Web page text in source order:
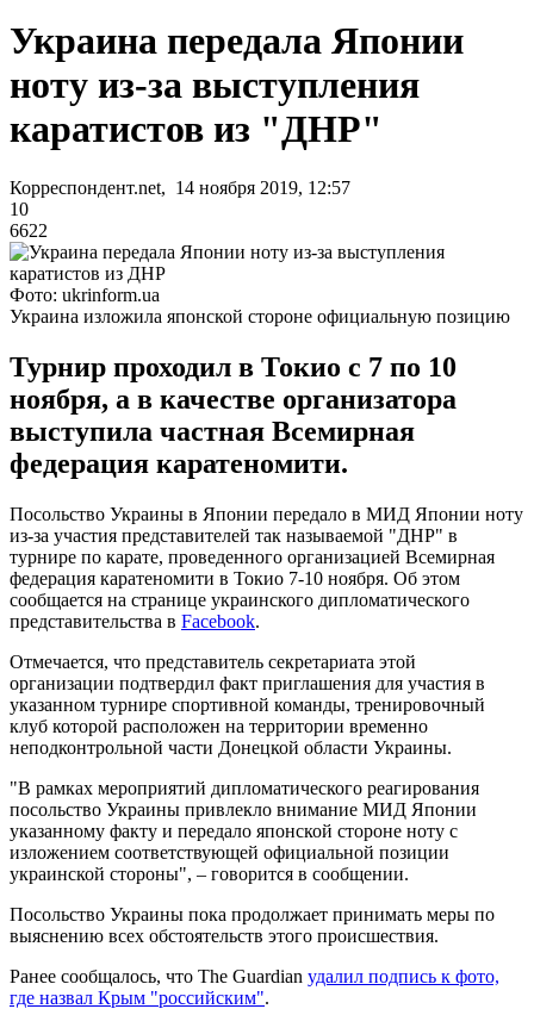
Украина передала Японии
ноту из-за выступления
каратистов из "ДНР"
Корреспондент.net, 14 ноября 2019, 12:57
10
6622
Фото: ukrinform.ua
Украина изложила японской стороне официальную позицию
Турнир проходил в Токио с 7 по 10
ноября, а в качестве организатора
выступила частная Всемирная
федерация каратеномити.
Посольство Украины в Японии передало в МИД Японии ноту
из-за участия представителей так называемой "ДНР" в
турнире по карате, проведенного организацией Всемирная
федерация каратеномити в Токио 7-10 ноября. Об этом
сообщается на странице украинского дипломатического
представительства в Facebook.
Отмечается, что представитель секретариата этой
организации подтвердил факт приглашения для участия в
указанном турнире спортивной команды, тренировочный
клуб которой расположен на территории временно
неподконтрольной части Донецкой области Украины.
"В рамках мероприятий дипломатического реагирования
посольство Украины привлекло внимание МИД Японии
указанному факту и передало японской стороне ноту с
изложением соответствующей официальной позиции
украинской стороны", – говорится в сообщении.
Посольство Украины пока продолжает принимать меры по
выяснению всех обстоятельств этого происшествия.
Ранее сообщалось, что The Guardian удалил подпись к фото,
где назвал Крым "российским".